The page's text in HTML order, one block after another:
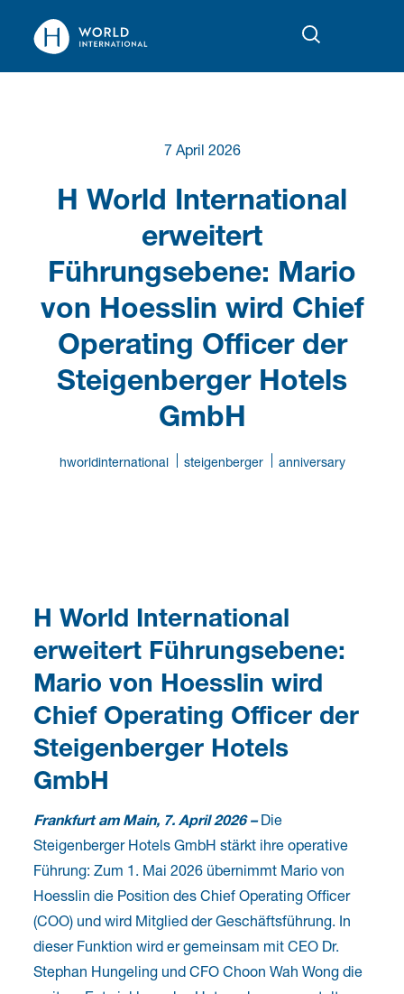
7 April 2026
H World International
erweitert
Führungsebene: Mario
von Hoesslin wird Chief
Operating Officer der
Steigenberger Hotels
GmbH
hworldinternational steigenberger anniversary
H World International
erweitert Führungsebene:
Mario von Hoesslin wird
Chief Operating Officer der
Steigenberger Hotels
GmbH
Frankfurt am Main, 7. April 2026 – Die
Steigenberger Hotels GmbH stärkt ihre operative
Führung: Zum 1. Mai 2026 übernimmt Mario von
Hoesslin die Position des Chief Operating Officer
(COO) und wird Mitglied der Geschäftsführung. In
dieser Funktion wird er gemeinsam mit CEO Dr.
Stephan Hungeling und CFO Choon Wah Wong die